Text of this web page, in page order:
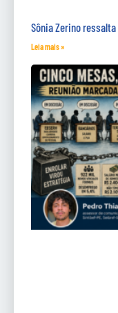
Sônia Zerino
Leia mais »